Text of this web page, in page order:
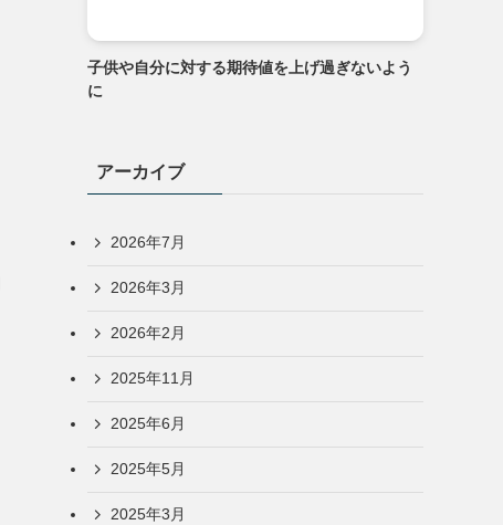
子供や自分に対する期待値を上げ過ぎないよう
に
アーカイブ
2026年7月
2026年3月
2026年2月
2025年11月
2025年6月
2025年5月
2025年3月